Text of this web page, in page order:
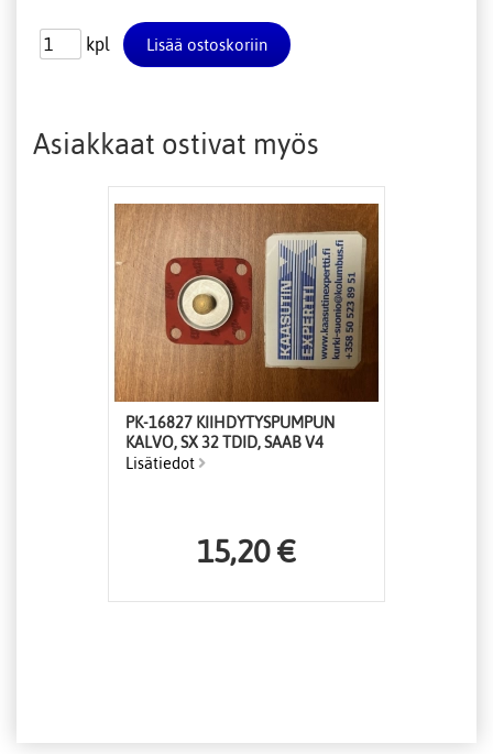
kpl
Asiakkaat ostivat myös
PK-16827 KIIHDYTYSPUMPUN
KALVO, SX 32 TDID, SAAB V4
Lisätiedot
15,20 €